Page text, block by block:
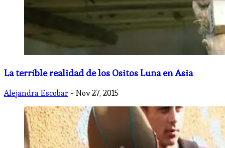
​La terrible realidad de los Ositos Luna en Asia
Alejandra Escobar - Nov 27, 2015